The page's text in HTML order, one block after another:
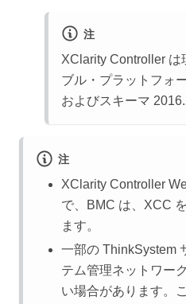
注
XClarity Controller は
ブル・プラットフォ
およびスキーマ
注
XClarity Controller
で、BMC は、XCC
ます。
一部の ThinkSystem
テム管理ネットワー
い場合があります。